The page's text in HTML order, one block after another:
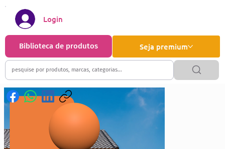
Seja premium
Biblioteca de produtos
Login